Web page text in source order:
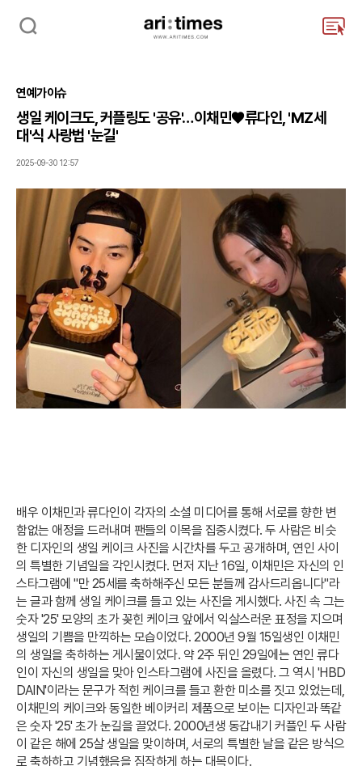
검
주
연예가이슈
생일 케이크도, 커플링도 '공유'…이채민♥류다인, 'MZ세
대'식 사랑법 '눈길'
2025-09-30 12:57
배우 이채민과 류다인이 각자의 소셜 미디어를 통해 서로를 향한 변
함없는 애정을 드러내며 팬들의 이목을 집중시켰다. 두 사람은 비슷
한 디자인의 생일 케이크 사진을 시간차를 두고 공개하며, 연인 사이
의 특별한 기념일을 각인시켰다. 먼저 지난 16일, 이채민은 자신의 인
스타그램에 "만 25세를 축하해주신 모든 분들께 감사드리옵니다"라
는 글과 함께 생일 케이크를 들고 있는 사진을 게시했다. 사진 속 그는
숫자 '25' 모양의 초가 꽂힌 케이크 앞에서 익살스러운 표정을 지으며
생일의 기쁨을 만끽하는 모습이었다. 2000년 9월 15일생인 이채민
의 생일을 축하하는 게시물이었다. 약 2주 뒤인 29일에는 연인 류다
인이 자신의 생일을 맞아 인스타그램에 사진을 올렸다. 그 역시 'HBD
DAIN'이라는 문구가 적힌 케이크를 들고 환한 미소를 짓고 있었는데,
이채민의 케이크와 동일한 베이커리 제품으로 보이는 디자인과 똑같
은 숫자 '25' 초가 눈길을 끌었다. 2000년생 동갑내기 커플인 두 사람
이 같은 해에 25살 생일을 맞이하며, 서로의 특별한 날을 같은 방식으
로 축하하고 기념했음을 짐작하게 하는 대목이다.